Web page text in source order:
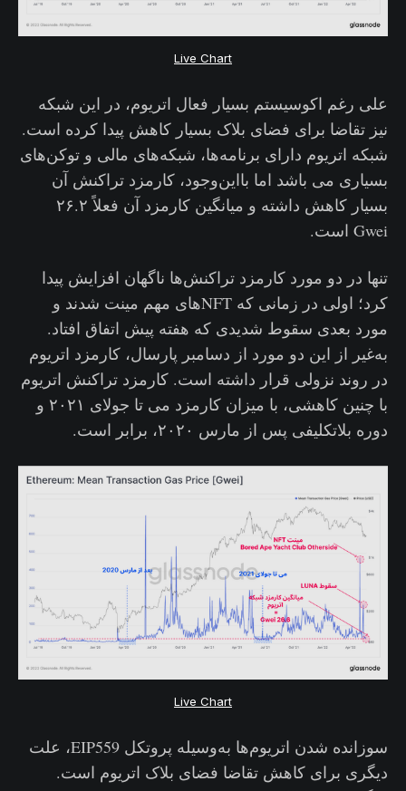
Live Chart
علی رغم اکوسیستم بسیار فعال اتریوم، در این شبکه
نیز تقاضا برای فضای بلاک بسیار کاهش پیدا کرده است.
شبکه اتریوم دارای برنامه‌ها، شبکه‌های مالی و توکن‌های
بسیاری می باشد اما بااین‌وجود، کارمزد تراکنش آن
بسیار کاهش داشته و میانگین کارمزد آن فعلاً ۲۶.۲
Gwei است.
تنها در دو مورد کارمزد تراکنش‌ها ناگهان افزایش پیدا
کرد؛ اولی در زمانی که NFTهای مهم مینت شدند و
مورد بعدی سقوط شدیدی که هفته پیش اتفاق افتاد.
به‌غیر از این دو مورد از دسامبر پارسال، کارمزد اتریوم
در روند نزولی قرار داشته است. کارمزد تراکنش اتریوم
با چنین کاهشی، با میزان کارمزد می تا جولای ۲۰۲۱ و
دوره بلاتکلیفی پس از مارس ۲۰۲۰، برابر است.
Live Chart
سوزانده شدن اتریوم‌ها به‌وسیله پروتکل EIP559، علت
دیگری برای کاهش تقاضا فضای بلاک اتریوم است.